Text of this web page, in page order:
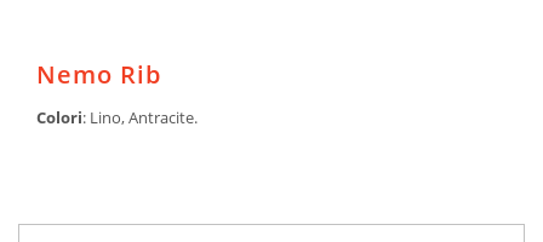
Nemo Rib
Colori: Lino, Antracite.